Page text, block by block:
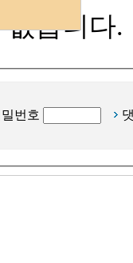
습니다.
번호